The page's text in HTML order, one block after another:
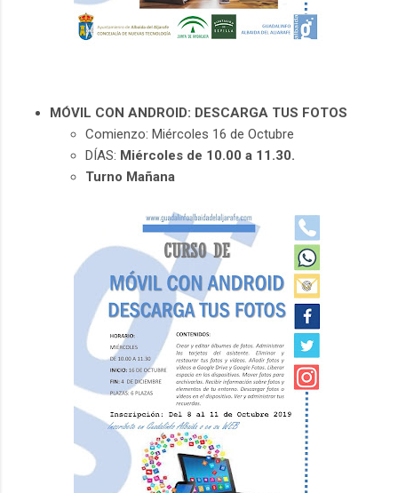
MÓVIL CON ANDROID: DESCARGA TUS FOTOS
Comienzo: Miércoles 16 de Octubre
DÍAS: Miércoles de 10.00 a 11.30.
Turno Mañana